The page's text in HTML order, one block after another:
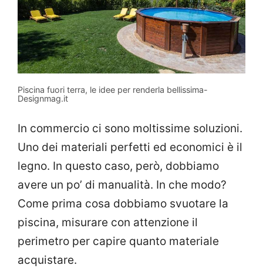
Piscina fuori terra, le idee per renderla bellissima-
Designmag.it
In commercio ci sono moltissime soluzioni.
Uno dei materiali perfetti ed economici è il
legno. In questo caso, però, dobbiamo
avere un po’ di manualità. In che modo?
Come prima cosa dobbiamo svuotare la
piscina, misurare con attenzione il
perimetro per capire quanto materiale
acquistare.